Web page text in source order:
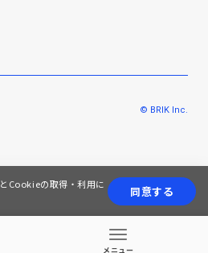
メニュー
© BRIK Inc.
とCookieの取得・利用に
同意する